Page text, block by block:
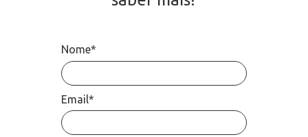
Nome*
Email*